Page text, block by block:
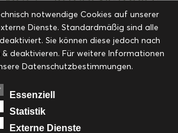
KekseKITCHENSTORIES
& Desserts Kuchen und
Mitbringsel &
Ohne Kategorie Ostern Resteküche
SliderStartseite
& Vorspeisen
Salate & Suppen
Workshops & Events
notwendige Cookies auf unserer
Dienste. Standardmäßig sind alle
Sie können diese jedoch nach
deaktivieren. Für weitere Informationen
Datenschutzbestimmungen.
Essenziell
Statistik
Externe Dienste